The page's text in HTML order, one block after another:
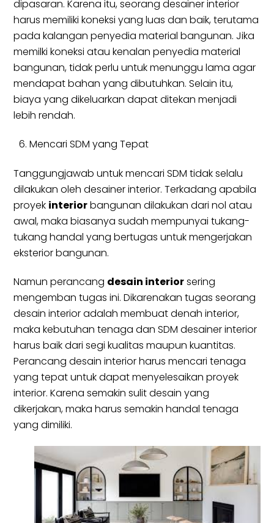
dipasaran. Karena itu, seorang desainer interior
harus memiliki koneksi yang luas dan baik, terutama
pada kalangan penyedia material bangunan. Jika
memilki koneksi atau kenalan penyedia material
bangunan, tidak perlu untuk menunggu lama agar
mendapat bahan yang dibutuhkan. Selain itu,
biaya yang dikeluarkan dapat ditekan menjadi
lebih rendah.
Mencari SDM yang Tepat
Tanggungjawab untuk mencari SDM tidak selalu
dilakukan oleh desainer interior. Terkadang apabila
proyek interiorbangunan dilakukan dari nol atau
awal, maka biasanya sudah mempunyai tukang-
tukang handal yang bertugas untuk mengerjakan
eksterior bangunan.
Namun perancang desain interiorsering
mengemban tugas ini. Dikarenakan tugas seorang
desain interior adalah membuat denah interior,
maka kebutuhan tenaga dan SDM desainer interior
harus baik dari segi kualitas maupun kuantitas.
Perancang desain interior harus mencari tenaga
yang tepat untuk dapat menyelesaikan proyek
interior. Karena semakin sulit desain yang
dikerjakan, maka harus semakin handal tenaga
yang dimiliki.